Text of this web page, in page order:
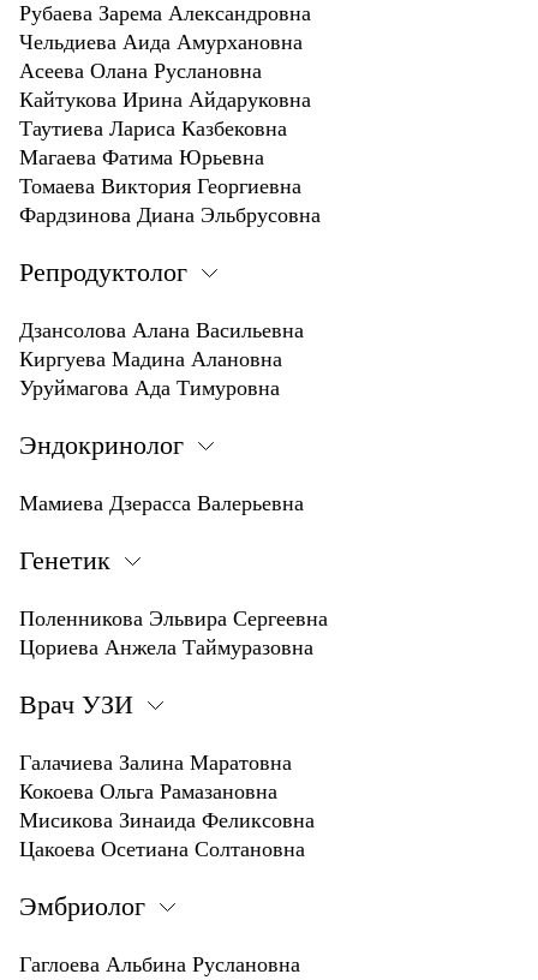
Рубаева Зарема Александровна
Чельдиева Аида Амурхановна
Асеева Олана Руслановна
Кайтукова Ирина Айдаруковна
Таутиева Лариса Казбековна
Магаева Фатима Юрьевна
Томаева Виктория Георгиевна
Фардзинова Диана Эльбрусовна
Репродуктолог
Дзансолова Алана Васильевна
Киргуева Мадина Алановна
Уруймагова Ада Тимуровна
Эндокринолог
Мамиева Дзерасса Валерьевна
Генетик
Поленникова Эльвира Сергеевна
Цориева Анжела Таймуразовна
Врач УЗИ
Галачиева Залина Маратовна
Кокоева Ольга Рамазановна
Мисикова Зинаида Феликсовна
Цакоева Осетиана Солтановна
Эмбриолог
Гаглоева Альбина Руслановна